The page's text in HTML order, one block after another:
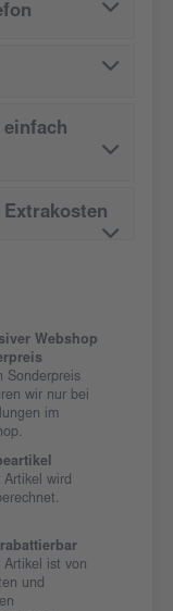
Webshop
Sonderpreis
wir nur bei
im
Artikel wird
Artikel ist von
und